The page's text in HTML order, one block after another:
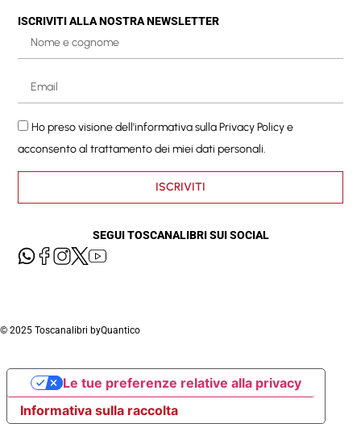
ISCRIVITI ALLA NOSTRA NEWSLETTER
Ho preso visione dell'informativa sullaPrivacy Policye
acconsento al trattamento dei miei dati personali.
ISCRIVITI
SEGUI TOSCANALIBRI SUI SOCIAL
© 2025 Toscanalibri byQuantico
Informativa sulla raccolta
Le tue preferenze relative alla privacy